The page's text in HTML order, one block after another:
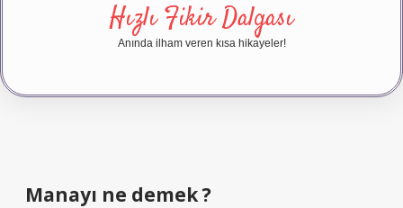
Hızlı Fikir Dalgası
Anında ilham veren kısa hikayeler!
Manayı ne demek ?